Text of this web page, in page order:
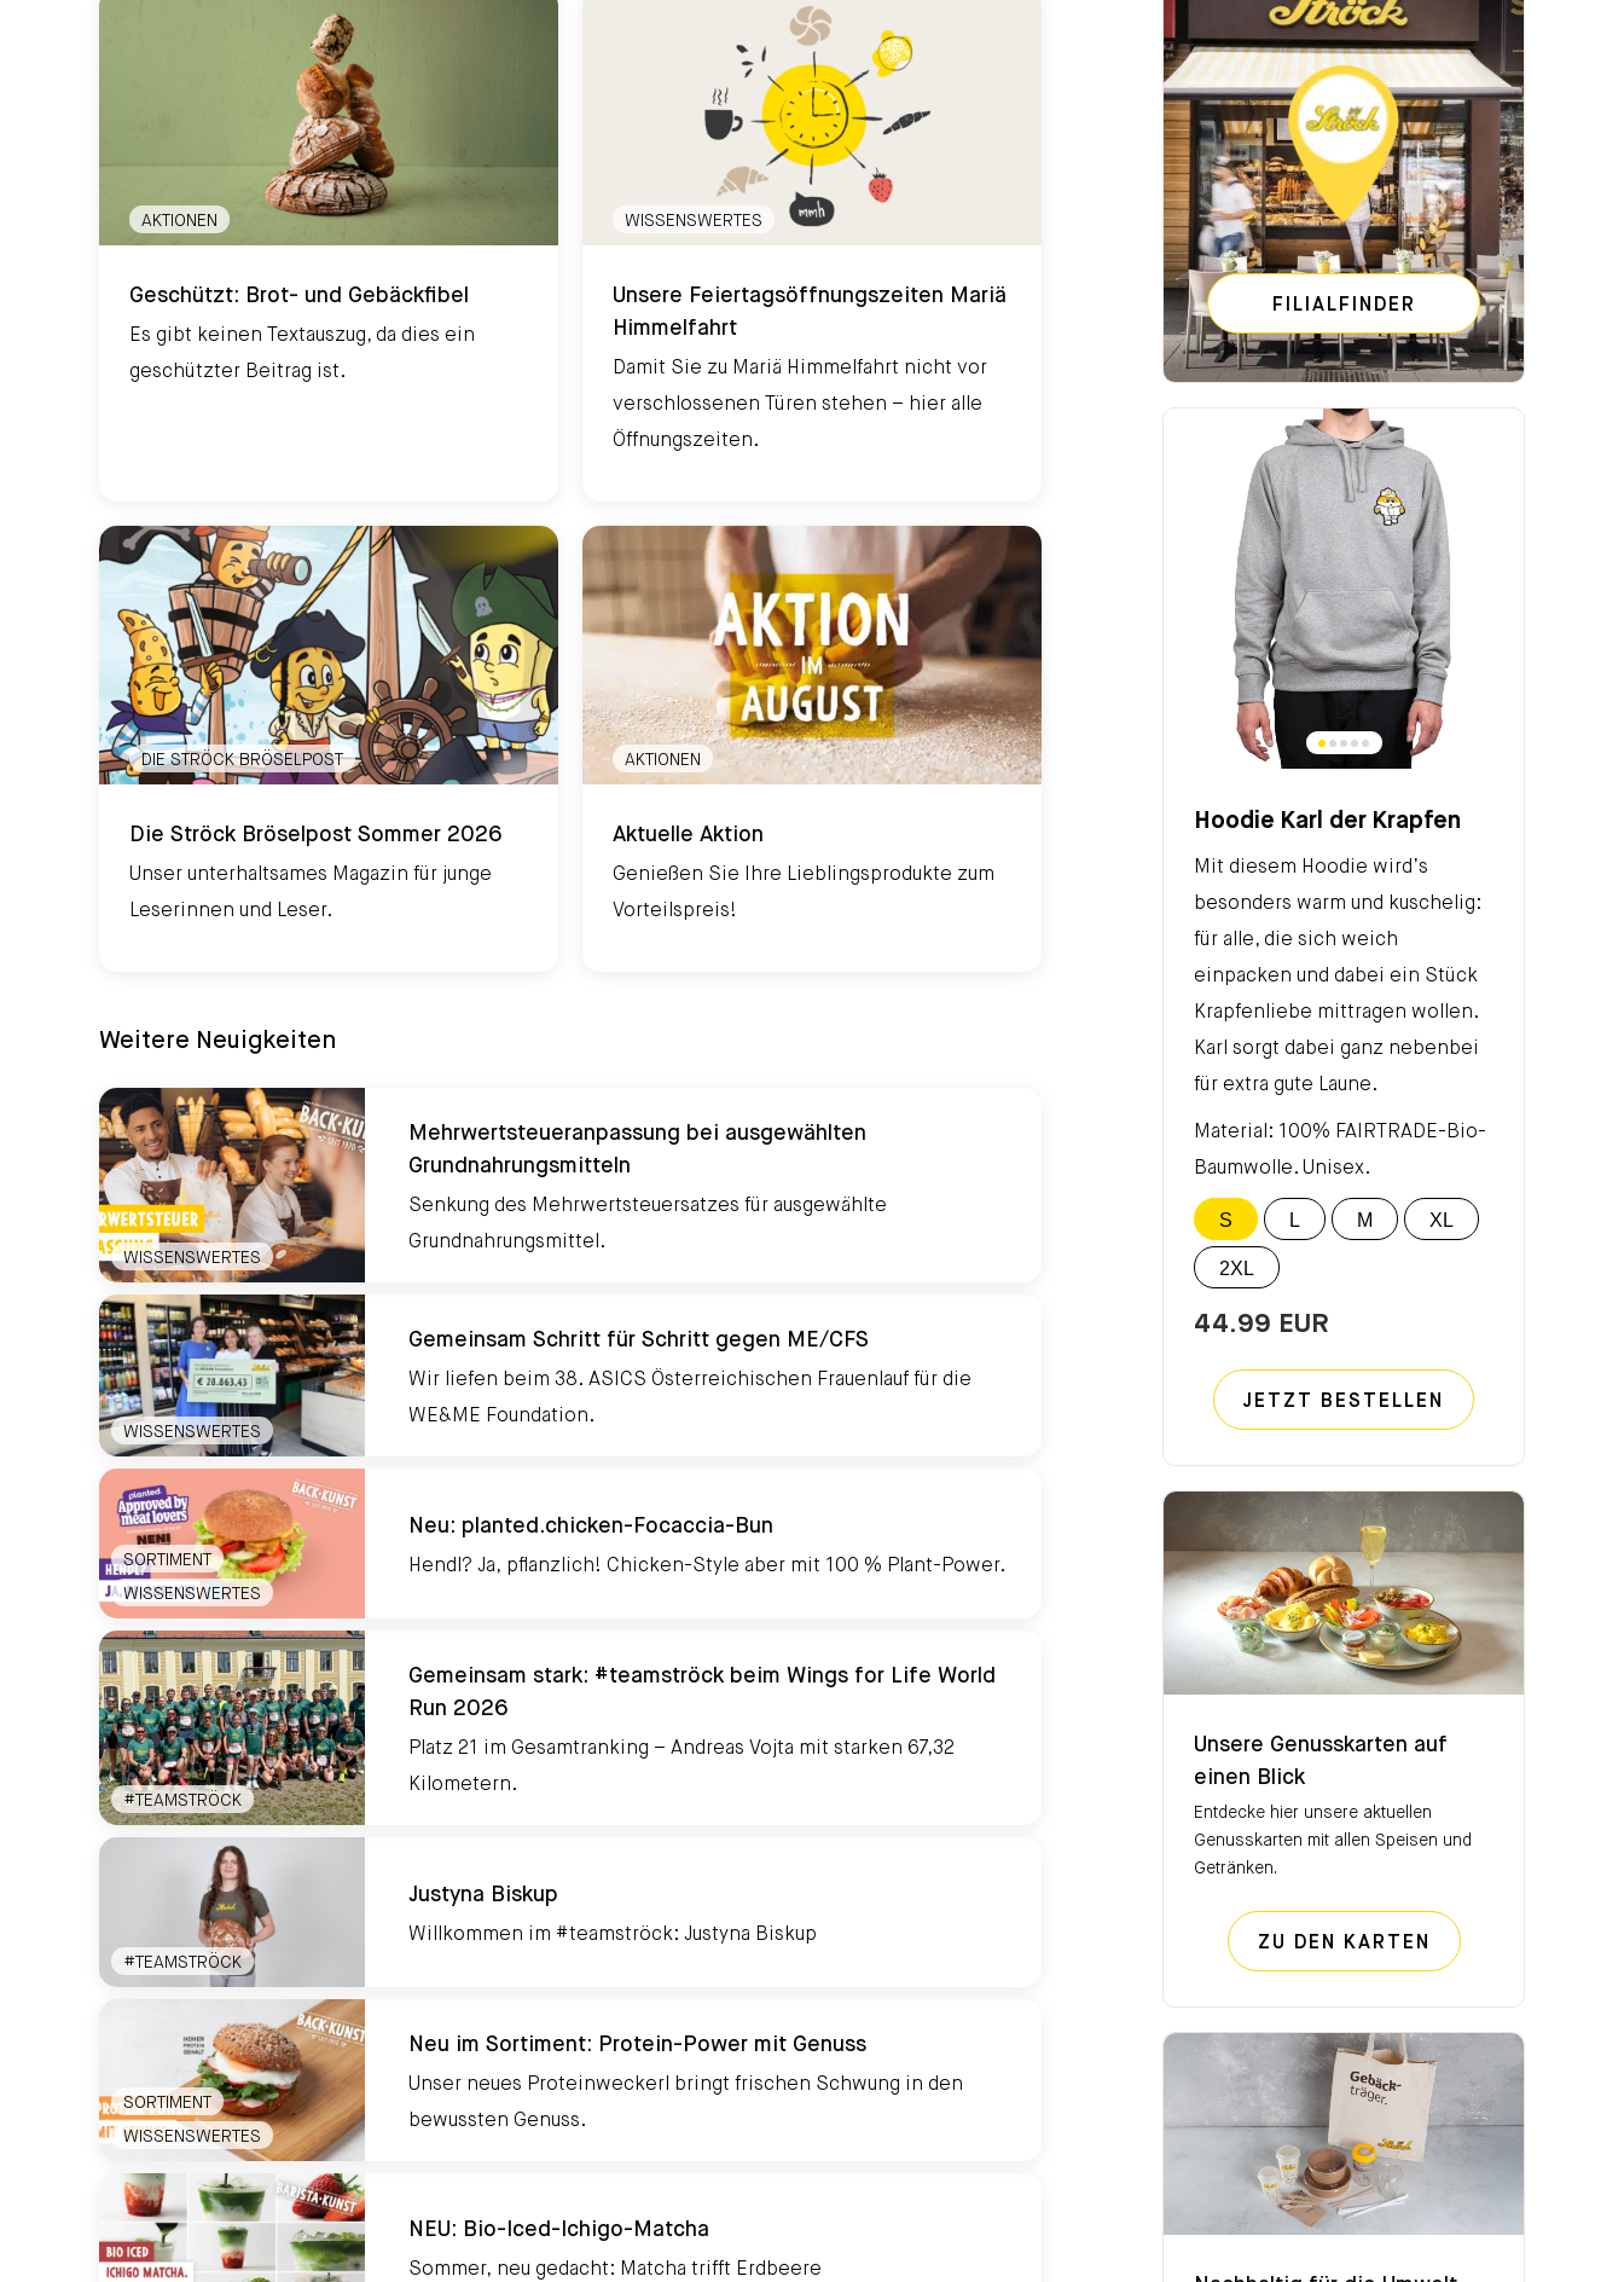
AKTIONEN
Geschützt: Brot- und Gebäckfibel
Es gibt keinen Textauszug, da dies ein
geschützter Beitrag ist.
WISSENSWERTES
Unsere Feiertagsöffnungszeiten Mariä
Himmelfahrt
Damit Sie zu Mariä Himmelfahrt nicht vor
verschlossenen Türen stehen – hier alle
Öffnungszeiten.
DIE STRÖCK BRÖSELPOST
Die Ströck Bröselpost Sommer 2026
Unser unterhaltsames Magazin für junge
Leserinnen und Leser.
AKTIONEN
Aktuelle Aktion
Genießen Sie Ihre Lieblingsprodukte zum
Vorteilspreis!
Weitere Neuigkeiten
Mehrwertsteueranpassung bei ausgewählten Grundnahrungsmitteln
WISSENSWERTES
Mehrwertsteueranpassung bei ausgewählten
Grundnahrungsmitteln
Senkung des Mehrwertsteuersatzes für ausgewählte
Grundnahrungsmittel.
Gemeinsam Schritt für Schritt gegen ME/CFS
WISSENSWERTES
Gemeinsam Schritt für Schritt gegen ME/CFS
Wir liefen beim 38. ASICS Österreichischen Frauenlauf für die
WE&ME Foundation.
Neu: planted.chicken-Focaccia-Bun
SORTIMENT
WISSENSWERTES
Neu: planted.chicken-Focaccia-Bun
Hendl? Ja, pflanzlich! Chicken-Style aber mit 100 % Plant-Power.
Gemeinsam stark: #teamströck beim Wings for Life World Run 2026
#TEAMSTRÖCK
Gemeinsam stark: #teamströck beim Wings for Life World
Run 2026
Platz 21 im Gesamtranking – Andreas Vojta mit starken 67,32
Kilometern.
#TEAMSTRÖCK
Justyna Biskup
Willkommen im #teamströck: Justyna Biskup
Neu im Sortiment: Protein-Power mit Genuss
SORTIMENT
WISSENSWERTES
Neu im Sortiment: Protein-Power mit Genuss
Unser neues Proteinweckerl bringt frischen Schwung in den
bewussten Genuss.
NEU: Bio-Iced-Ichigo-Matcha
Sommer, neu gedacht: Matcha trifft Erdbeere
FILIALFINDER
Hoodie Karl der Krapfen
Mit diesem Hoodie wird’s
besonders warm und kuschelig:
für alle, die sich weich
einpacken und dabei ein Stück
Krapfenliebe mittragen wollen.
Karl sorgt dabei ganz nebenbei
für extra gute Laune.
Material: 100% FAIRTRADE-Bio-
Baumwolle. Unisex.
S L M XL
2XL
44.99 EUR
JETZT BESTELLEN
Unsere Genusskarten auf
einen Blick
Entdecke hier unsere aktuellen
Genusskarten mit allen Speisen und
Getränken.
ZU DEN KARTEN UNSERE